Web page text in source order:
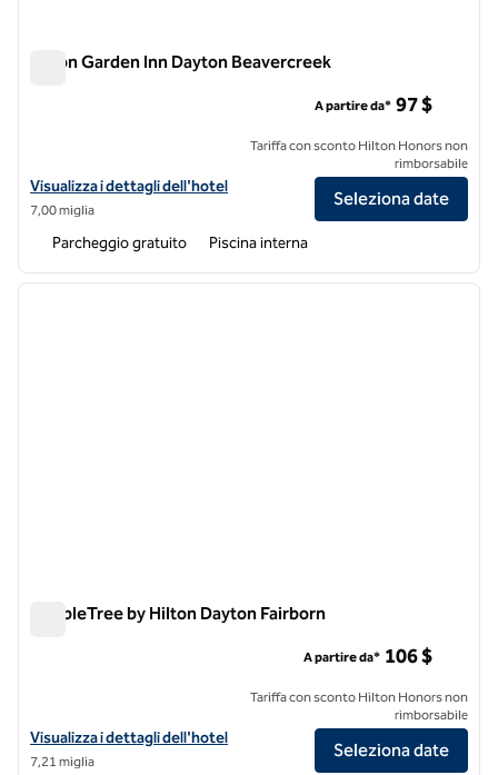
Hilton Garden Inn Dayton Beavercreek
Visualizza i dettagli dell'hotel Hilton Garden Inn Dayton Beavercreek
Visualizza i dettagli dell'hotel
7,00 miglia
A partire da* 97 $
Tariffa con sconto Hilton Honors non
rimborsabile
Seleziona date
Parcheggio gratuito Piscina interna
1 di 12
DoubleTree by Hilton Dayton Fairborn
Visualizza i dettagli dell'hotel DoubleTree by Hilton Dayton Fairborn
Visualizza i dettagli dell'hotel
7,21 miglia
A partire da* 106 $
Tariffa con sconto Hilton Honors non
rimborsabile
Seleziona date